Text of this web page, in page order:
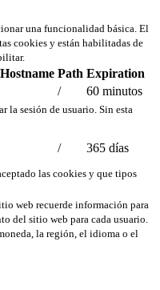
una funcionalidad básica. El
cookies y están habilitadas de
Hostname Path Expiration
/ 60 minutos
la sesión de usuario. Sin esta
/ 365 días
las cookies y que tipos
web recuerde información para
del sitio web para cada usuario.
la región, el idioma o el